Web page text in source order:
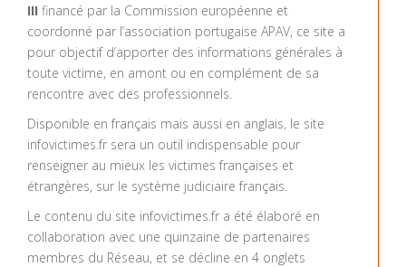
III financé par la Commission européenne et
coordonné par l’association portugaise APAV, ce site a
pour objectif d’apporter des informations générales à
toute victime, en amont ou en complément de sa
rencontre avec des professionnels.
Disponible en français mais aussi en anglais, le site
infovictimes.fr sera un outil indispensable pour
renseigner au mieux les victimes françaises et
étrangères, sur le système judiciaire français.
Le contenu du site infovictimes.fr a été élaboré en
collaboration avec une quinzaine de partenaires
membres du Réseau, et se décline en 4 onglets